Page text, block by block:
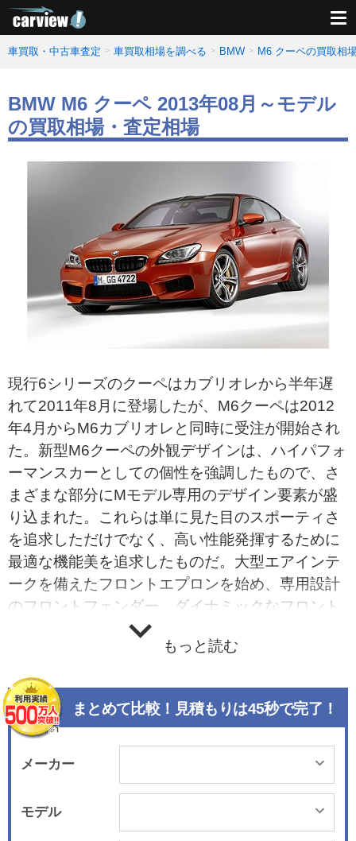
車買取・中古車査定 車買取相場を調べる BMW M6 クーペの買取相
BMW M6 クーペ 2013年08月～モデル
の買取相場・査定相場
現行6シリーズのクーペはカブリオレから半年遅
れて2011年8月に登場したが、M6クーペは2012
年4月からM6カブリオレと同時に受注が開始され
た。新型M6クーペの外観デザインは、ハイパフォ
ーマンスカーとしての個性を強調したもので、さ
まざまな部分にMモデル専用のデザイン要素が盛
り込まれた。これらは単に見た目のスポーティさ
を追求しただけでなく、高い性能発揮するために
最適な機能美を追求したものだ。大型エアインテ
ークを備えたフロントエプロンを始め、専用設計
のフロントフェンダー、ダイナミックなフロント
ビューを強調する革新的なLEDヘッドライト、M
デュアルツインエキゾーストテールパイプ、空力
ヤエプロンなどがそれ。カーボンファイバー製の
ルーフは、軽量化と同時に車両の重心を下げるこ
とで運動性能を向上させている。インテリアも手
触りの良いメリノレザーを使った本革シートやカ
ーボンパネルなど、Mモデル専用の仕様が用意さ
れる。搭載エンジンはV型8気筒4.4リッターのMツ
インパワーターボで、ツインスクロールターボに
もっと読む
まとめて比較！見積もりは45秒で完了！
メーカー
モデル